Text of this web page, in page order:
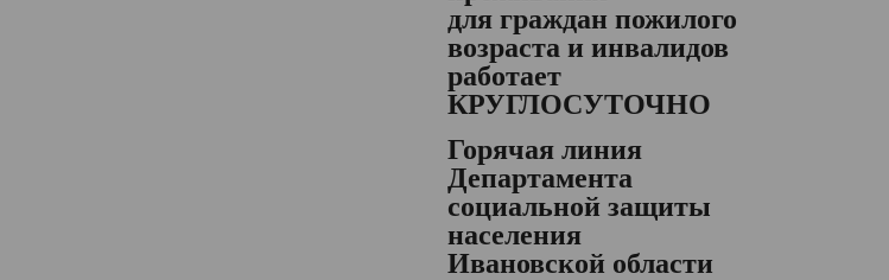
для граждан пожилого
возраста и инвалидов
работает
КРУГЛОСУТОЧНО
Горячая линия
Департамента
социальной защиты
населения
Ивановской области